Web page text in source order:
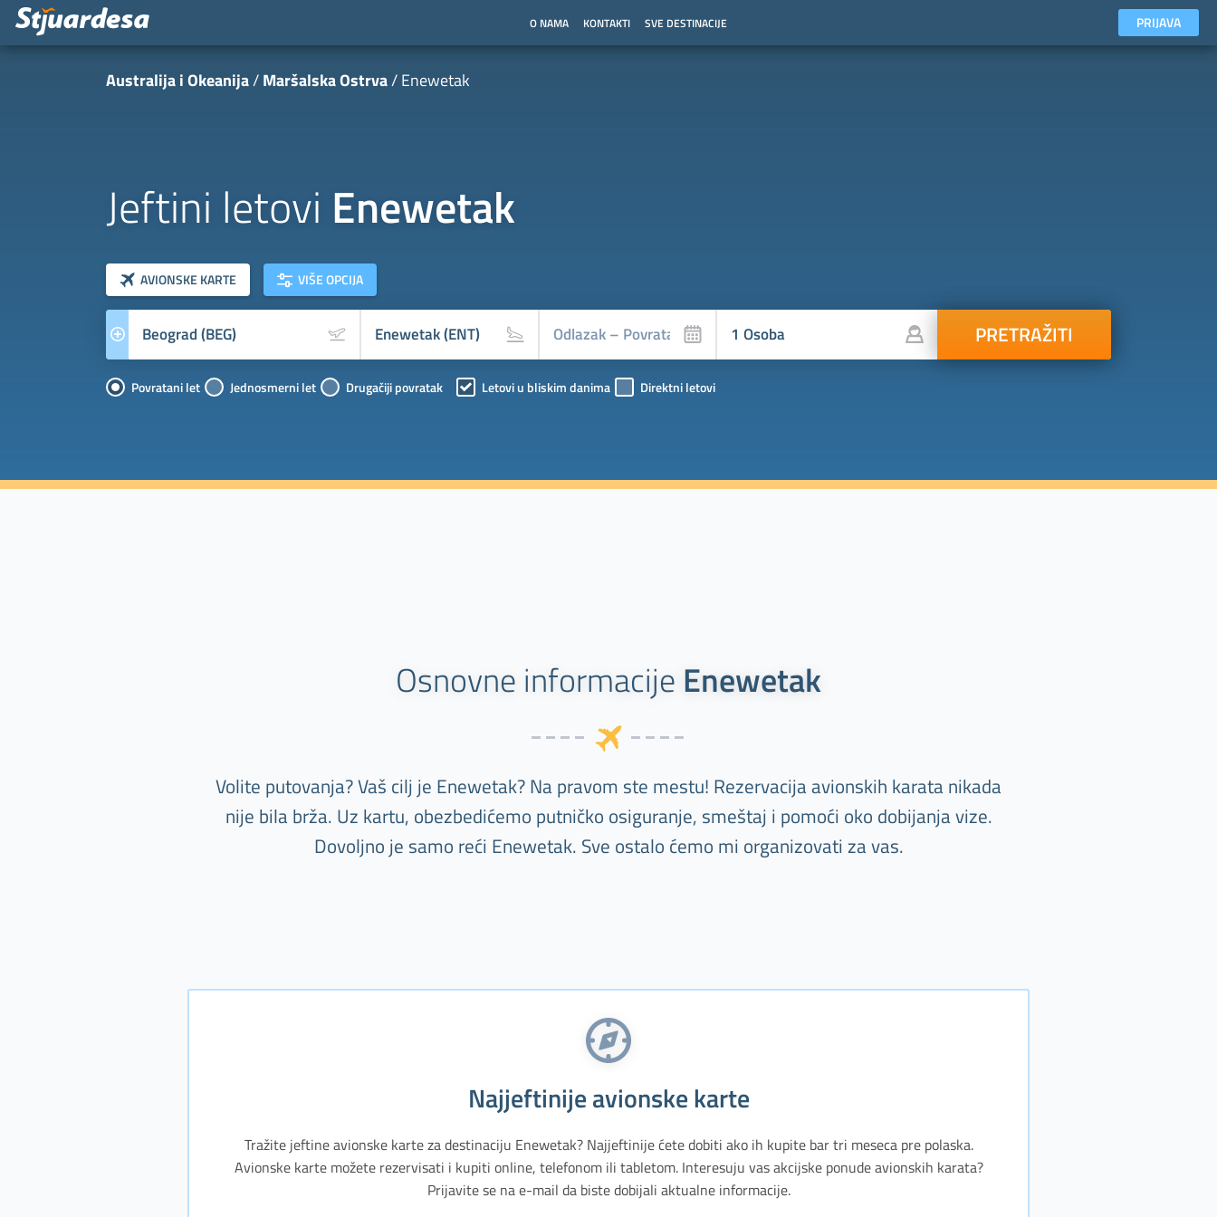
O NAMA KONTAKTI SVE DESTINACIJE PRIJAVA
Australija i Okeanija Maršalska Ostrva Enewetak
Jeftini letovi Enewetak
AVIONSKE KARTE Prevoznik
klasa letova
VIŠE OPCIJA
PRETRAŽITI
Povratani let Jednosmerni let Drugačiji povratak Letovi u bliskim danima Direktni letovi
Osnovne informacije Enewetak
Volite putovanja? Vaš cilj je Enewetak? Na pravom ste mestu! Rezervacija avionskih karata nikada
nije bila brža. Uz kartu, obezbedićemo putničko osiguranje, smeštaj i pomoći oko dobijanja vize.
Dovoljno je samo reći Enewetak. Sve ostalo ćemo mi organizovati za vas.
Najjeftinije avionske karte
Tražite jeftine avionske karte za destinaciju Enewetak? Najjeftinije ćete dobiti ako ih kupite bar tri meseca pre polaska.
Avionske karte možete rezervisati i kupiti online, telefonom ili tabletom. Interesuju vas akcijske ponude avionskih karata?
Prijavite se na e-mail da biste dobijali aktualne informacije.